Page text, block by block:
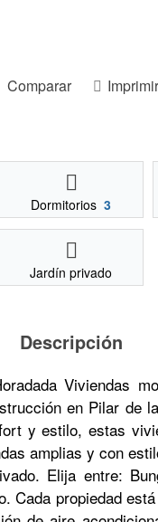
Comparar Imprimir
Dormitorios 3
Jardín privado
Descripción
Viviendas
en Pilar de
y estilo, estas
amplias y con
Elija entre:
Cada propiedad